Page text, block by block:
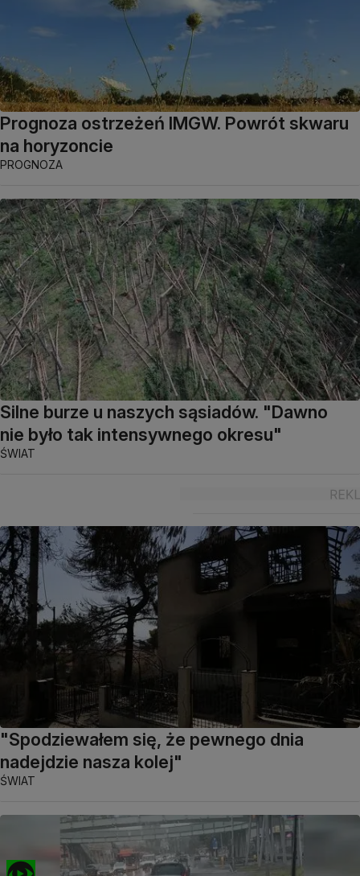
Prognoza ostrzeżeń IMGW. Powrót skwaru
na horyzoncie
PROGNOZA
Silne burze u naszych sąsiadów. "Dawno
nie było tak intensywnego okresu"
ŚWIAT
"Spodziewałem się, że pewnego dnia
nadejdzie nasza kolej"
ŚWIAT